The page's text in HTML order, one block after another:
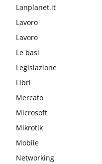
Lanplanet.it
Lavoro
Lavoro
Le basi
Legislazione
Libri
Mercato
Microsoft
Mikrotik
Mobile
Networking